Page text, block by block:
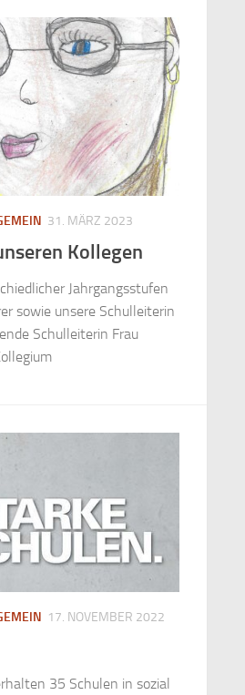
31. MÄRZ 2023
Kollegen
Jahrgangsstufen
sowie unsere Schulleiterin
Schulleiterin Frau
17. NOVEMBER 2022
35 Schulen in sozial